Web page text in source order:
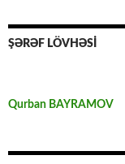
ŞƏRƏF LÖVHƏSİ
Qurban BAYRAMOV